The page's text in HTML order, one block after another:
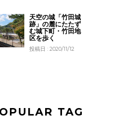
天空の城「竹田城
跡」の麓にたたず
む城下町・竹田地
区を歩く
投稿日 : 2020/11/12
TAG